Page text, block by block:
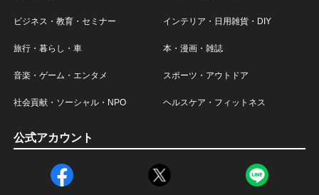
ビジネス・教育・セミナー インテリア・日用雑貨・DIY
旅行・暮らし・車 本・漫画・雑誌
音楽・ゲーム・エンタメ スポーツ・アウトドア
社会貢献・ソーシャル・NPO ヘルスケア・フィットネス
公式アカウント